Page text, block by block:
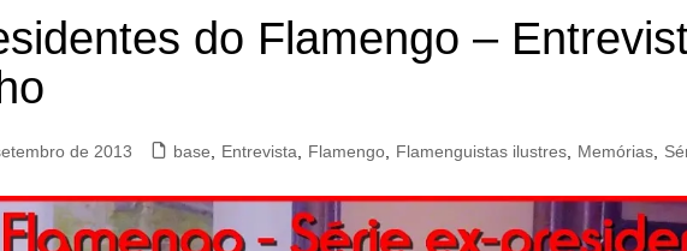
do Flamengo –
de 2013 base Entrevista Flamengo Flamenguistas ilustres Memórias